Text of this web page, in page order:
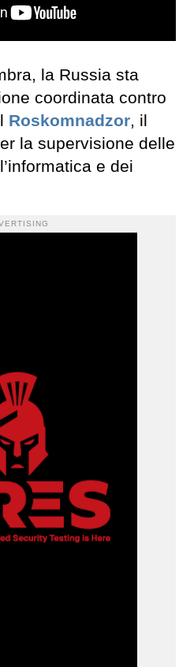
la Russia sta
coordinata contro
Roskomnadzor, il
la supervisione delle
e dei